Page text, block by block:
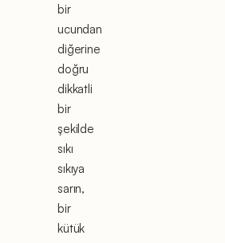
bir
ucundan
diğerine
doğru
dikkatli
bir
şekilde
sıkı
sıkıya
sarın,
bir
kütük